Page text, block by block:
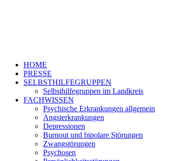
HOME
PRESSE
SELBSTHILFEGRUPPEN
Selbsthilfegruppen im Landkreis
FACHWISSEN
Psychische Erkrankungen allgemein
Angsterkrankungen
Depressionen
Burnout und bipolare Störungen
Zwangstörungen
Psychosen